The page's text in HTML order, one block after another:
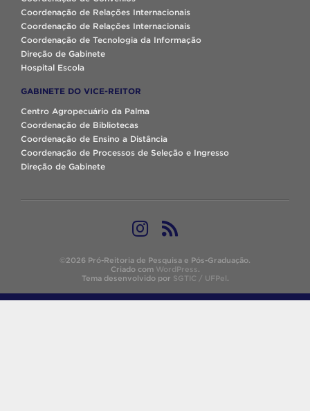
Coordenação de Relações Internacionais
Coordenação de Relações Internacionais
Coordenação de Tecnologia da Informação
Direção de Gabinete
Hospital Escola
GABINETE DO VICE-REITOR
Centro Agropecuário da Palma
Coordenação de Bibliotecas
Coordenação de Ensino a Distância
Coordenação de Processos de Seleção e Ingresso
Direção de Gabinete
©2026 Pró-Reitoria de Pesquisa e Pós-Graduação.
Criado com WordPress.
Tema desenvolvido por SGTIC / UFPel.